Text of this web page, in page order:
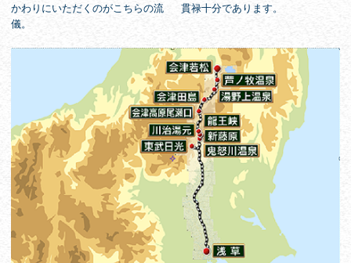
かわりにいただくのがこちらの流
儀。
貫禄十分であります。